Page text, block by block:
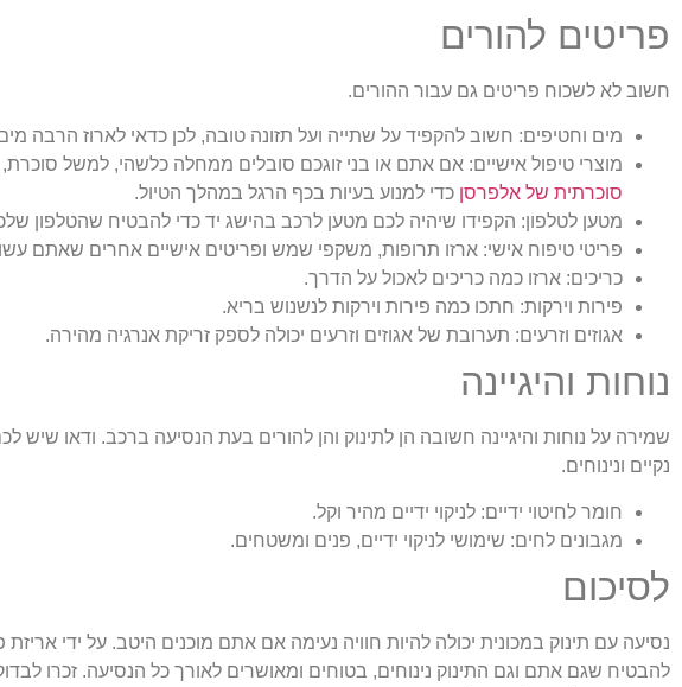
פריטים להורים
חשוב לא לשכוח פריטים גם עבור ההורים.
מים וחטיפים: חשוב להקפיד על שתייה ועל תזונה טובה, לכן כדאי לארוז הרבה
מוצרי טיפול אישיים: אם אתם או בני זוגכם סובלים ממחלה כלשהי, למשל סוכרת,
סוכרתית של אלפרסן כדי למנוע בעיות בכף הרגל במהלך הטיול.
מטען לטלפון: הקפידו שיהיה לכם מטען לרכב בהישג יד כדי להבטיח שהטלפון
פריטי טיפוח אישי: ארזו תרופות, משקפי שמש ופריטים אישיים אחרים שאתם
כריכים: ארזו כמה כריכים לאכול על הדרך.
פירות וירקות: חתכו כמה פירות וירקות לנשנוש בריא.
אגוזים וזרעים: תערובת של אגוזים וזרעים יכולה לספק זריקת אנרגיה מהירה.
נוחות והיגיינה
שמירה על נוחות והיגיינה חשובה הן לתינוק והן להורים בעת הנסיעה ברכב. ודאו שיש
נקיים ונינוחים.
חומר לחיטוי ידיים: לניקוי ידיים מהיר וקל.
מגבונים לחים: שימושי לניקוי ידיים, פנים ומשטחים.
לסיכום
נסיעה עם תינוק במכונית יכולה להיות חוויה נעימה אם אתם מוכנים היטב. על ידי אריזת
להבטיח שגם אתם וגם התינוק נינוחים, בטוחים ומאושרים לאורך כל הנסיעה. זכרו